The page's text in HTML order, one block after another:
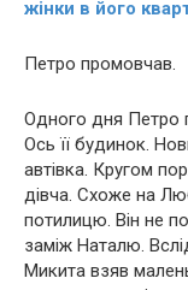
жінки в його
Петро промовчав.
Одного дня Петро
Ось її будинок.
автівка. Кругом
дівча. Схоже на
потилицю. Він не
заміж Наталю.
Микита взяв